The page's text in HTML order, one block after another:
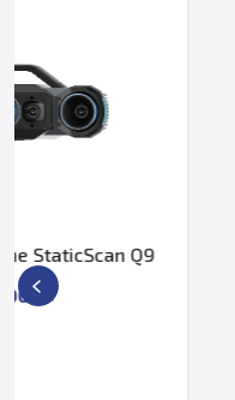
3D сканер